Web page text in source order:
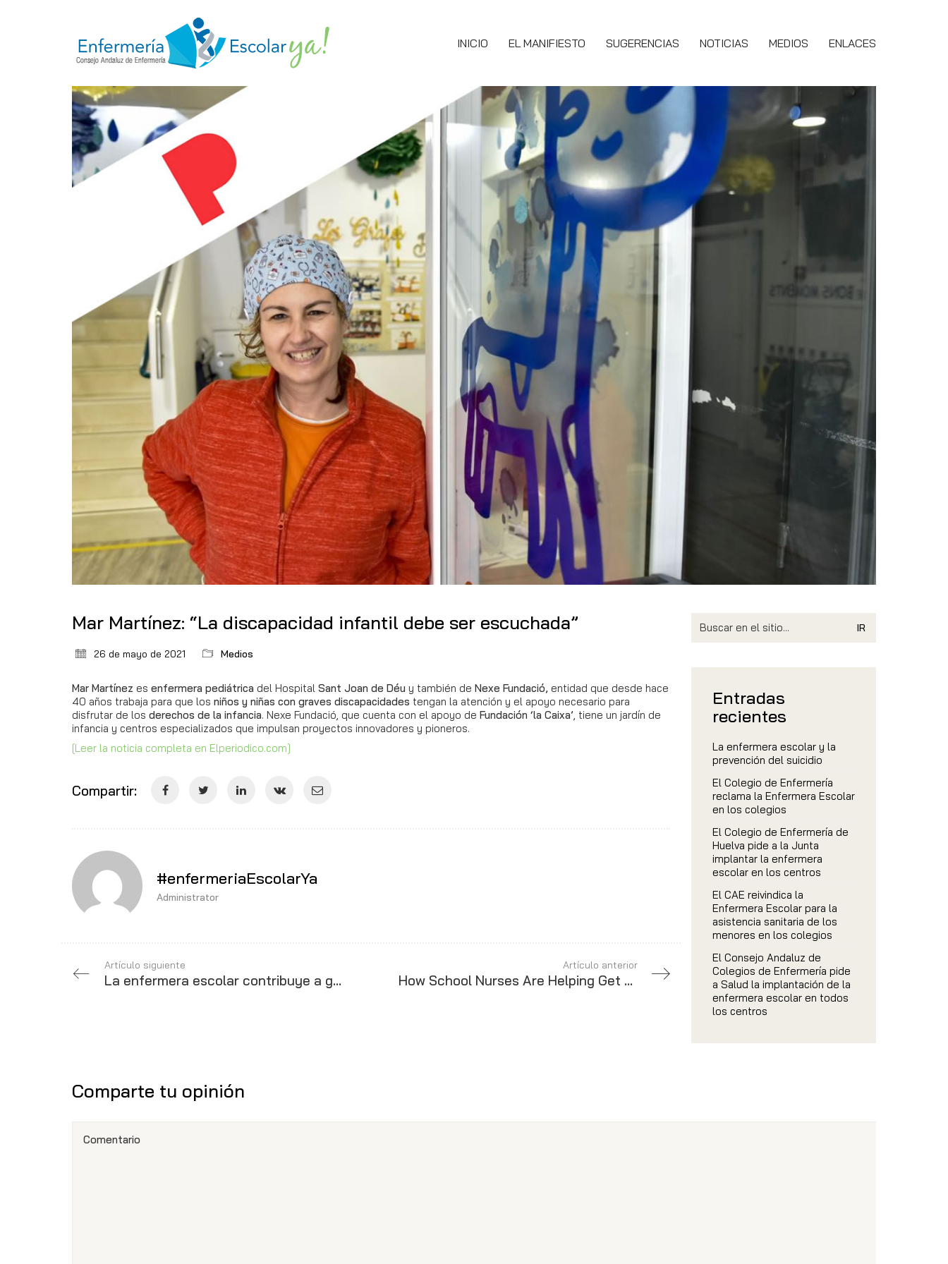
INICIO EL MANIFIESTO SUGERENCIAS NOTICIAS MEDIOS ENLACES
Mar Martínez: “La discapacidad infantil debe ser escuchada”
26 de mayo de 2021 Medios
Mar Martínez es enfermera pediátrica del Hospital Sant Joan de Déu y también de Nexe Fundació, entidad que desde hace
40 años trabaja para que los niños y niñas con graves discapacidades tengan la atención y el apoyo necesario para
disfrutar de los derechos de la infancia. Nexe Fundació, que cuenta con el apoyo de Fundación ‘la Caixa’, tiene un jardín de
infancia y centros especializados que impulsan proyectos innovadores y pioneros.
[Leer la noticia completa en Elperiodico.com]
Compartir:
#enfermeriaEscolarYa
Administrator
Artículo siguiente
La enfermera escolar contribuye a generar sociedades sanas
Artículo anterior
How School Nurses Are Helping Get Vaccine Shots into the Arms of Students
for:
Entradas
recientes
La enfermera escolar y la
prevención del suicidio
El Colegio de Enfermería
reclama la Enfermera Escolar
en los colegios
El Colegio de Enfermería de
Huelva pide a la Junta
implantar la enfermera
escolar en los centros
El CAE reivindica la
Enfermera Escolar para la
asistencia sanitaria de los
menores en los colegios
El Consejo Andaluz de
Colegios de Enfermería pide
a Salud la implantación de la
enfermera escolar en todos
los centros
Comparte tu opinión
Comentario